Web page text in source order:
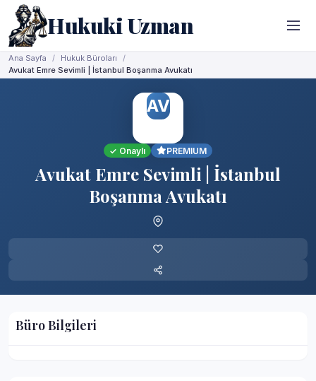
Hukuki Uzman
Ana Sayfa
Hukuk Büroları
Avukat Emre Sevimli | İstanbul Boşanma Avukatı
AV
✓ Onaylı PREMIUM
Avukat Emre Sevimli | İstanbul
Boşanma Avukatı
Büro Bilgileri